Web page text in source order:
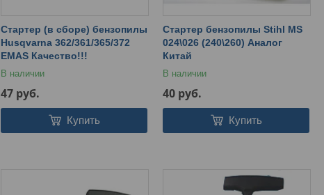
Стартер (в сборе) бензопилы
Husqvarna 362/361/365/372
EMAS Качество!!!
В наличии
47 руб.
Купить
Стартер бензопилы Stihl MS
024\026 (240\260) Аналог
Китай
В наличии
40 руб.
Купить